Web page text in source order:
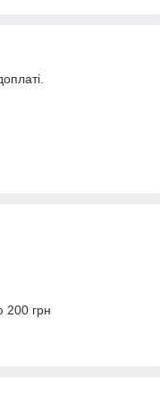
200 грн